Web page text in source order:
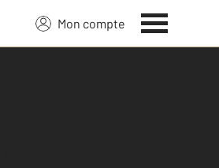
Mon compte